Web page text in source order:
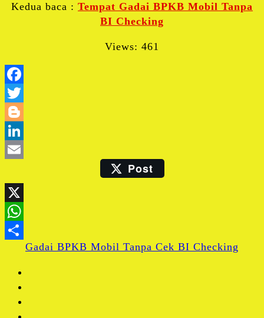
Kedua baca : Tempat Gadai BPKB Mobil Tanpa
BI Checking
Views: 461
Email Post
Share
Gadai BPKB Mobil Tanpa Cek BI Checking